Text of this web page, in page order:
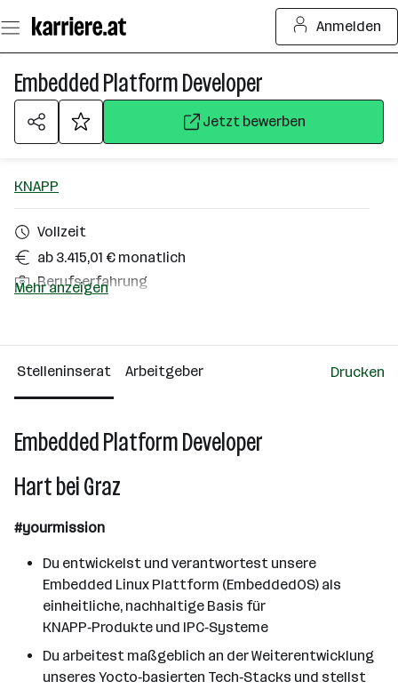
Seiteninhalt
springen
Anmelden
Embedded Platform Developer
Jetzt bewerben
KNAPP
Vollzeit
ab 3.415,01 € monatlich
Berufserfahrung
Über das Unternehmen
2501 - 10000 Mitarbeiter*innen
Mehr anzeigen
Stelleninserat Arbeitgeber Drucken
Embedded Platform Developer
Hart bei Graz
#yourmission
Du entwickelst und verantwortest unsere
Embedded Linux Plattform (EmbeddedOS) als
einheitliche, nachhaltige Basis für
KNAPP‑Produkte und IPC‑Systeme
Du arbeitest maßgeblich an der Weiterentwicklung
unseres Yocto‑basierten Tech‑Stacks und stellst